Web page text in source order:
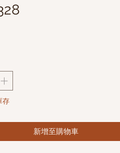
存
新增至購物車